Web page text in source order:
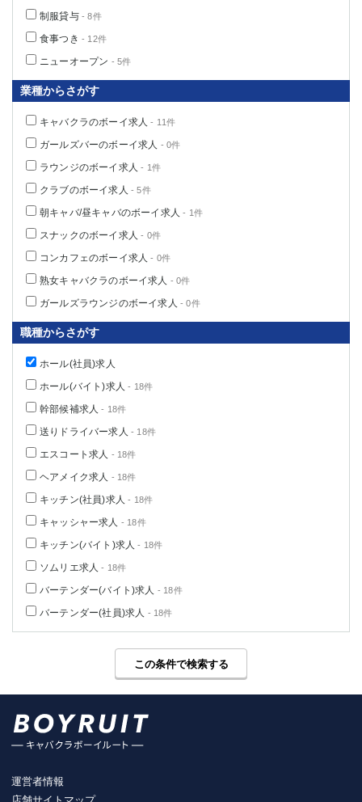
制服貸与- 8件
食事つき - 12件
ニューオープン - 5件
業種からさがす
キャバクラのボーイ求人 - 11件
ガールズバーのボーイ求人 - 0件
ラウンジのボーイ求人 - 1件
クラブのボーイ求人 - 5件
朝キャバ/昼キャバのボーイ求人 - 1件
スナックのボーイ求人 - 0件
コンカフェのボーイ求人 - 0件
熟女キャバクラのボーイ求人 - 0件
ガールズラウンジのボーイ求人 - 0件
職種からさがす
ホール(社員)求人
ホール(バイト)求人 - 18件
幹部候補求人 - 18件
送りドライバー求人 - 18件
エスコート求人 - 18件
ヘアメイク求人 - 18件
キッチン(社員)求人 - 18件
キャッシャー求人 - 18件
キッチン(バイト)求人 - 18件
ソムリエ求人 - 18件
バーテンダー(バイト)求人 - 18件
バーテンダー(社員)求人 - 18件
この条件で検索する
運営者情報